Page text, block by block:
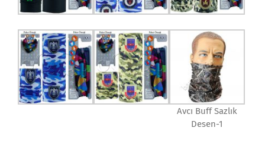
Avcı Buff Sazlık
Desen-1